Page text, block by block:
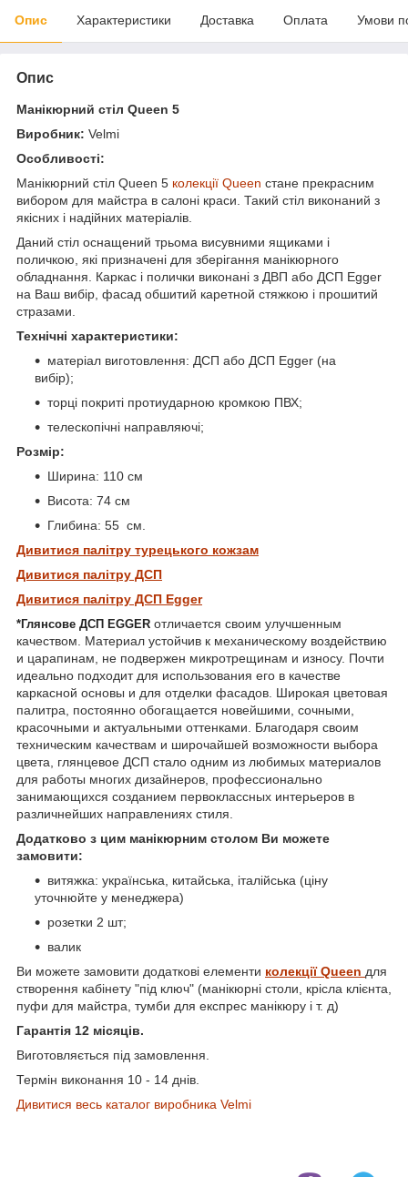
Опис Характеристики Доставка Оплата Умови
Опис
Манікюрний стіл Queen 5
Виробник: Velmi
Особливості:
Манікюрний стіл Queen 5 колекції Queen стане прекрасним
вибором для майстра в салоні краси. Такий стіл виконаний з
якісних і надійних матеріалів.
Даний стіл оснащений трьома висувними ящиками і
поличкою, які призначені для зберігання манікюрного
обладнання. Каркас і полички виконані з ДВП або ДСП Egger
на Ваш вибір, фасад обшитий каретной стяжкою і прошитий
стразами.
Технічні характеристики:
матеріал виготовлення: ДСП або ДСП Egger (на
вибір);
торці покриті протиударною кромкою ПВХ;
телескопічні направляючі;
Розмір:
Ширина: 110 см
Висота: 74 см
Глибина: 55 см.
Дивитися палітру турецького кожзам
Дивитися палітру ДСП
Дивитися палітру ДСП Egger
*Глянсове ДСП EGGER отличается своим улучшенным
качеством. Материал устойчив к механическому воздействию
и царапинам, не подвержен микротрещинам и износу. Почти
идеально подходит для использования его в качестве
каркасной основы и для отделки фасадов. Широкая цветовая
палитра, постоянно обогащается новейшими, сочными,
красочными и актуальными оттенками. Благодаря своим
техническим качествам и широчайшей возможности выбора
цвета, глянцевое ДСП стало одним из любимых материалов
для работы многих дизайнеров, профессионально
занимающихся созданием первоклассных интерьеров в
различнейших направлениях стиля.
Додатково з цим манікюрним столом Ви можете
замовити:
витяжка: українська, китайська, італійська (ціну
уточнюйте у менеджера)
розетки 2 шт;
валик
Ви можете замовити додаткові елементи колекції Queen для
створення кабінету "під ключ" (манікюрні столи, крісла клієнта,
пуфи для майстра, тумби для експрес манікюру і т. д)
Гарантія 12 місяців.
Виготовляється під замовлення.
Термін виконання 10 - 14 днів.
Дивитися весь каталог виробника Velmi